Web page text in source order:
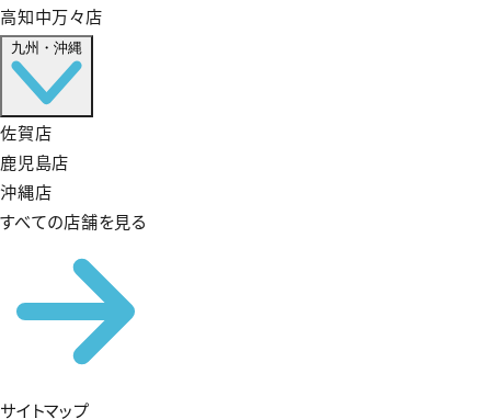
高知中万々店
九州・沖縄
佐賀店
鹿児島店
沖縄店
すべての店舗を見る
サイトマップ